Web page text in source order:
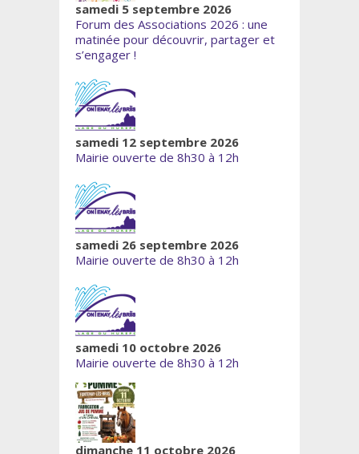
samedi 5 septembre 2026
Forum des Associations 2026 : une
matinée pour découvrir, partager et
s’engager !
samedi 12 septembre 2026
Mairie ouverte de 8h30 à 12h
samedi 26 septembre 2026
Mairie ouverte de 8h30 à 12h
samedi 10 octobre 2026
Mairie ouverte de 8h30 à 12h
dimanche 11 octobre 2026